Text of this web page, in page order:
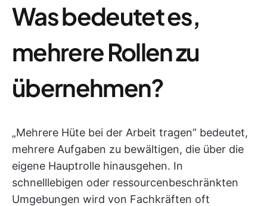
Was bedeutet es,
mehrere Rollen zu
übernehmen?
„Mehrere Hüte bei der Arbeit tragen” bedeutet,
mehrere Aufgaben zu bewältigen, die über die
eigene Hauptrolle hinausgehen. In
schnelllebigen oder ressourcenbeschränkten
Umgebungen wird von Fachkräften oft